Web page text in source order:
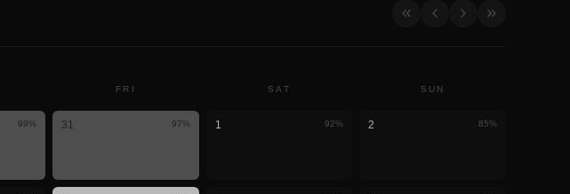
FRI SAT SUN
99% 31 97% 1 92% 2 85%